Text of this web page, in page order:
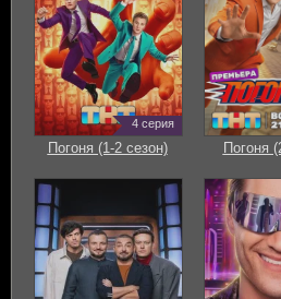
4 серия
Погоня (1-2 сезон) Погоня